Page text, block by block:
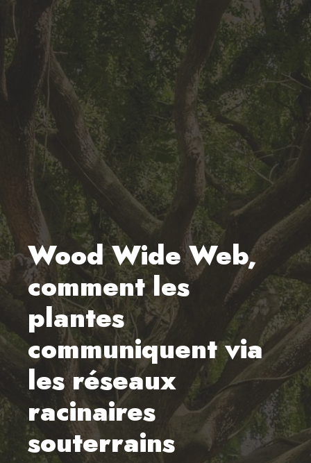
Wood Wide Web,
comment les
plantes
communiquent via
les réseaux
racinaires
souterrains